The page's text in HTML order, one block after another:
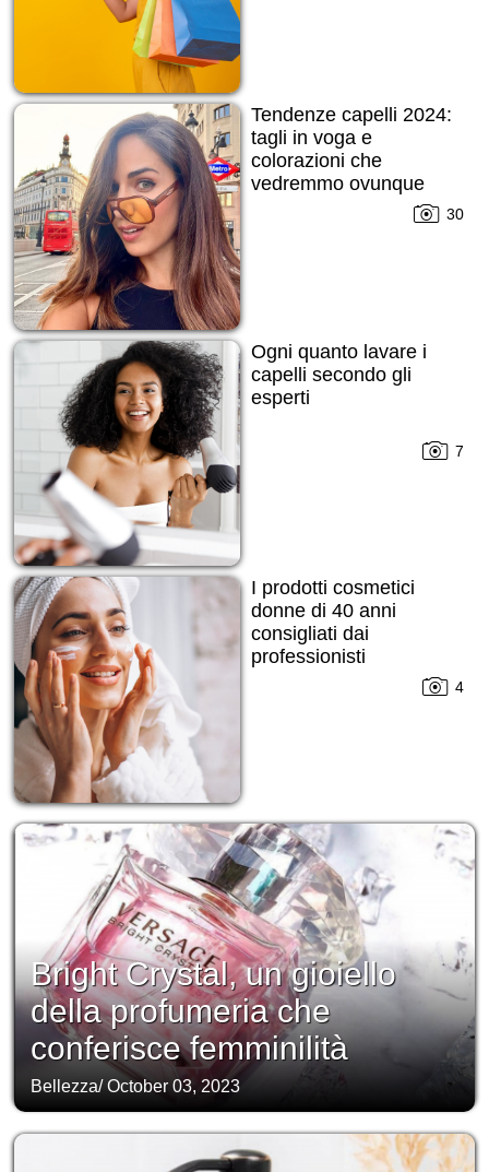
Tendenze capelli 2024:
tagli in voga e
colorazioni che
vedremmo ovunque
30
Ogni quanto lavare i
capelli secondo gli
esperti
7
I prodotti cosmetici
donne di 40 anni
consigliati dai
professionisti
4
Bright Crystal, un gioiello
della profumeria che
conferisce femminilità
Bellezza/October 03, 2023